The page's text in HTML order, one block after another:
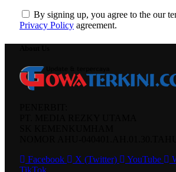
By signing up, you agree to the our
Privacy Policy agreement.
Facebook
X (Twitter) YouTube
TikTok